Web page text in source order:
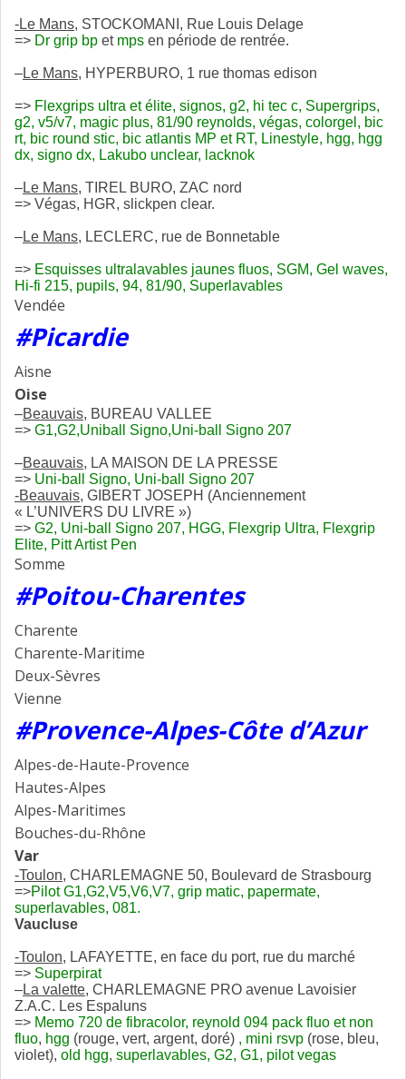
-Le Mans, STOCKOMANI, Rue Louis Delage
=> Dr grip bp etmps en période de rentrée.
–Le Mans, HYPERBURO, 1 rue thomas edison
=> Flexgrips ultra et élite, signos, g2, hi tec c, Supergrips,
g2, v5/v7, magic plus, 81/90 reynolds, végas, colorgel, bic
rt, bic round stic, bic atlantis MP et RT, Linestyle, hgg, hgg
dx, signo dx, Lakubo unclear, lacknok
–Le Mans, TIREL BURO, ZAC nord
=> Végas, HGR, slickpen clear.
–Le Mans, LECLERC, rue de Bonnetable
=> Esquisses ultralavables jaunes fluos, SGM, Gel waves,
Hi-fi 215, pupils, 94, 81/90, Superlavables
Vendée
#Picardie
Aisne
Oise
–Beauvais, BUREAU VALLEE
=> G1,G2,Uniball Signo,Uni-ball Signo 207
–Beauvais, LA MAISON DE LA PRESSE
=> Uni-ball Signo, Uni-ball Signo 207
-Beauvais, GIBERT JOSEPH (Anciennement
« L’UNIVERS DU LIVRE »)
=> G2, Uni-ball Signo 207, HGG, Flexgrip Ultra, Flexgrip
Elite, Pitt Artist Pen
Somme
#Poitou-Charentes
Charente
Charente-Maritime
Deux-Sèvres
Vienne
#Provence-Alpes-Côte d’Azur
Alpes-de-Haute-Provence
Hautes-Alpes
Alpes-Maritimes
Bouches-du-Rhône
Var
-Toulon, CHARLEMAGNE 50, Boulevard de Strasbourg
=>Pilot G1,G2,V5,V6,V7, grip matic, papermate,
superlavables, 081.
Vaucluse
-Toulon, LAFAYETTE, en face du port, rue du marché
=> Superpirat
–La valette, CHARLEMAGNE PRO avenue Lavoisier
Z.A.C. Les Espaluns
=> Memo 720 de fibracolor, reynold 094 pack fluo et non
fluo, hgg (rouge, vert, argent, doré) , mini rsvp (rose, bleu,
violet), old hgg, superlavables, G2, G1, pilot vegas